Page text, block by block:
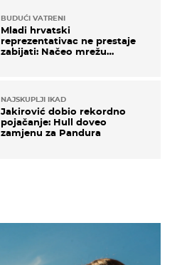
BUDUĆI VATRENI
Mladi hrvatski
reprezentativac ne prestaje
zabijati: Načeo mrežu
NAJSKUPLJI IKAD
Jakirović dobio rekordno
pojačanje: Hull doveo
zamjenu za Pandura